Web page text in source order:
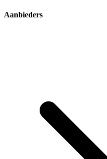
Aanbieders